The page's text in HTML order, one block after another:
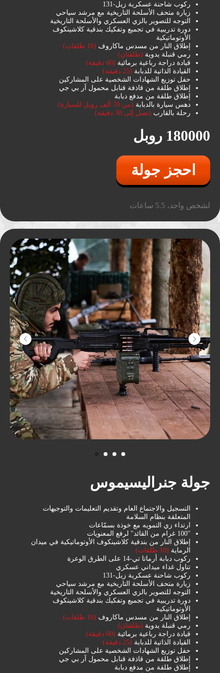
ركوب شاحنة عسكرية زيل-131
زيارة متحف الأسلحة التاريخية مع مرشد سياحي
التوجه للتصوير بالزي العسكري والأسلحة التاريخية
دورة تدريبية في تجميع وتفكيك بندقية كلاشينكوف
الأوتوماتيكية
إطلاق النار من مسدس ماكاروف (16 طلقات)
رمي قنبلة يدوية (طلقتان)
قيادة دراجة رباعية برمائية (60 دقيقة)
القيادة الذاتية للدبابة (25 دقيقة)
حفل توزيع الشهادات الشخصية على المشاركين
إطلاق طلقة من قاذفة قنابل محمول آر بي جي
إطلاق طلقة من مدفع دبابة
دهس سيارة بالدبابة (من 70 ألف روبل للسيارة)
رحلة بالقارب (تصل إلى 30 دقيقة)
180000 روبل
احجز جولة
لشخص واحد، 5.5 ساعات
جولة جنراليسيموس
التسجيل والاجتماع العام وتقديم التعليمات والتوجيهات
المتعلقة بنظام السلامة
ارتداء زي التمويه مع خوذة بسمّاعات
"100 غرام من القائد" لرفع المعنويات
إطلاق النار من بندقية كلاشينكوف الأوتوماتيكية في ميدان
الرماية (10 طلقات)
ركوب دبابة أرماتا تي-14 على الطرق الوعرة
تناول غداء ميداني عسكري
ركوب شاحنة عسكرية زيل-131
زيارة متحف الأسلحة التاريخية مع مرشد سياحي
التوجه للتصوير بالزي العسكري والأسلحة التاريخية
دورة تدريبية في تجميع وتفكيك بندقية كلاشينكوف
الأوتوماتيكية
إطلاق النار من مسدس ماكاروف (16 طلقات)
رمي قنبلة يدوية (طلقتان)
قيادة دراجة رباعية برمائية (60 دقيقة)
القيادة الذاتية للدبابة (25 دقيقة)
حفل توزيع الشهادات الشخصية على المشاركين
إطلاق طلقة من قاذفة قنابل محمول آر بي جي
إطلاق طلقة من مدفع دبابة
لقد فكرنا في كل شيء
بقدرات على الطرق الوعرة والتضاريس بفضل
العجلات الضخمة، ونظام التعليق الطويل،
والمقاعد المدفّأة
والمقاعد المدفّأة والحماية الممتازة من الطين
لذا ستكون BIG FOOTتتميز شاحنات الـ
كإضافة إلى جولة الدبابة أو يمكن شرائها بشكل
منفصل.BIG FOOT مرتاحاً في رحلتك. يمكن
شراء جولات
تعلّم قيادة أكبر مركبة برمائية رباعية الدفع في
أوروبا وانطلق في جولة عبر غابة الصنوبر
الخلابة حيث
يمكن للدراجة الكبيرة السباحة، و النزول بها إلى
الماء ركوبها في خزان إيكشا المتجمد.
.لا تقلق: لن تشعر بالبرد والابتلال